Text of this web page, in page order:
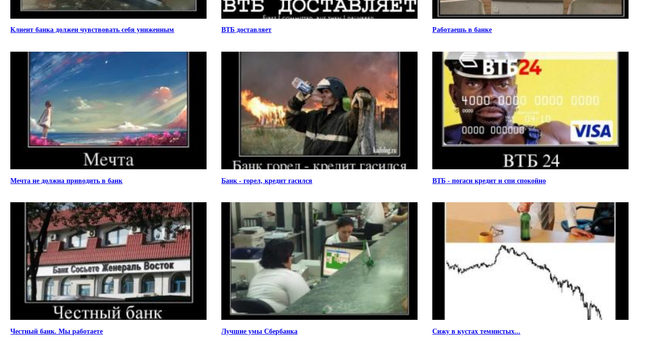
Клиент банка должен чувствовать себя униженным ВТБ доставляет Работаешь в банке
Мечта не должна приводить в банк Банк - горел, кредит гасился ВТБ - погаси кредит и спи спокойно
Честный банк. Мы работаете Лучшие умы Сбербанка Сижу в кустах темнистых...